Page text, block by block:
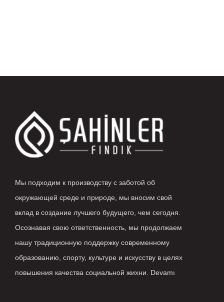
Мы подходим к производству с заботой об
окружающей среде и природе, мы вносим свой
вклад в создание лучшего будущего, чем сегодня.
Осознавая свою ответственность, мы продолжаем
нашу традиционную поддержку современному
образованию, спорту, культуре и искусству в целях
повышения качества социальной жихни. Devamı